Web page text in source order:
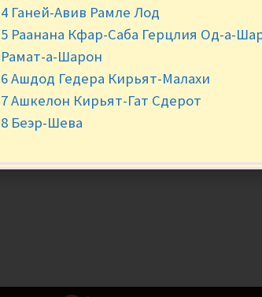
4 Ганей-Авив Рамле Лод
5 Раанана Кфар-Саба Герцлия Од-а-
Рамат-а-Шарон
6 Ашдод Гедера Кирьят-Малахи
7 Ашкелон Кирьят-Гат Сдерот
8 Беэр-Шева